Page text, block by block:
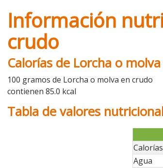
Información
crudo
Calorías de Lorcha o
100 gramos de Lorcha o molva en crudo
contienen 85.0 kcal
Tabla de valores
Calorías
Agua